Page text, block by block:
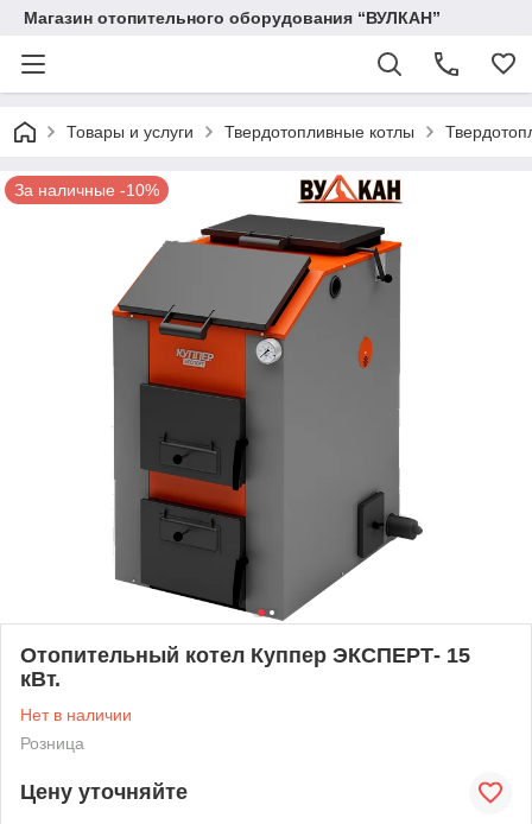
Магазин отопительного оборудования “ВУЛКАН”
Товары и услуги Твердотопливные котлы
За наличные -10%
Отопительный котел Куппер ЭКСПЕРТ- 15
кВт.
Нет в наличии
Розница
Цену уточняйте